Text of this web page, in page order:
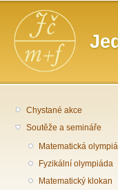
Hlavní menu
Chystané akce
Soutěže a semináře
Matematická
Fyzikální olympiáda
Matematický klokan